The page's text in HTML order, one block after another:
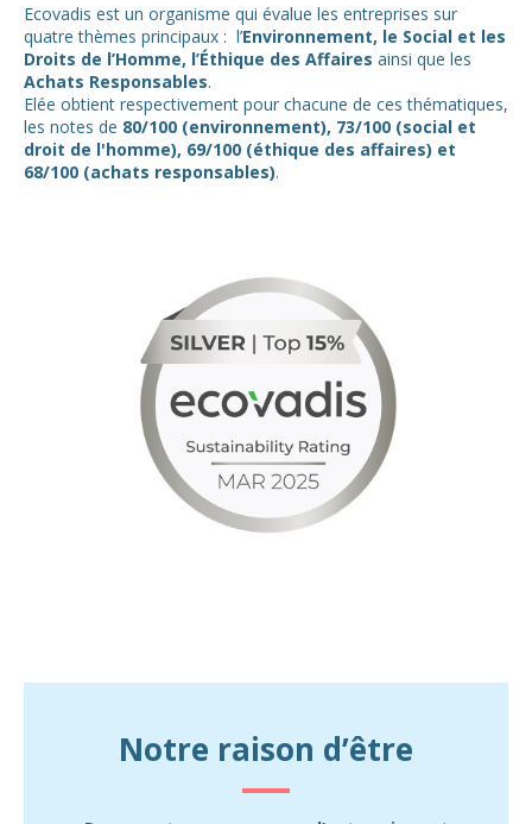
Ecovadis est un organisme qui évalue les entreprises sur
quatre thèmes principaux : l’Environnement, le Social et les
Droits de l’Homme, l’Éthique des Affaires ainsi que les
Achats Responsables.
Elée obtient respectivement pour chacune de ces thématiques,
les notes de 80/100 (environnement), 73/100 (social et
droit de l'homme), 69/100 (éthique des affaires) et
68/100 (achats responsables).
Notre raison d’être